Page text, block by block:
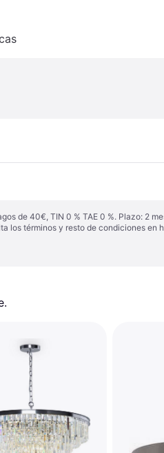
de 40€, TIN 0 % TAE 0 %. Plazo: 2
los términos y resto de condiciones en